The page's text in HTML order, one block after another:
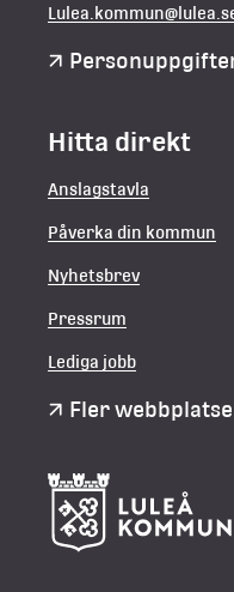
Hitta direkt
Anslagstavla
Påverka din kommun
Nyhetsbrev
Pressrum
Lediga jobb
Fler